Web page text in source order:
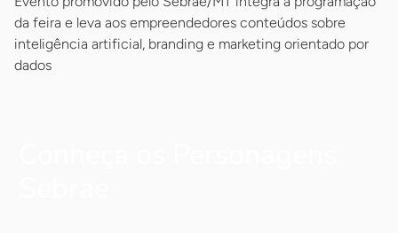
da feira e leva aos empreendedores conteúdos sobre
inteligência artificial, branding e marketing orientado por
dados